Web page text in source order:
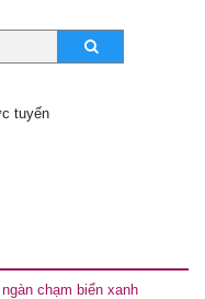
chạm biển xanh